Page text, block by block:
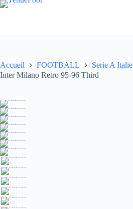
Passer
Accueil FOOTBALL Serie A Italie
Inter Milano Retro 95-96 Third